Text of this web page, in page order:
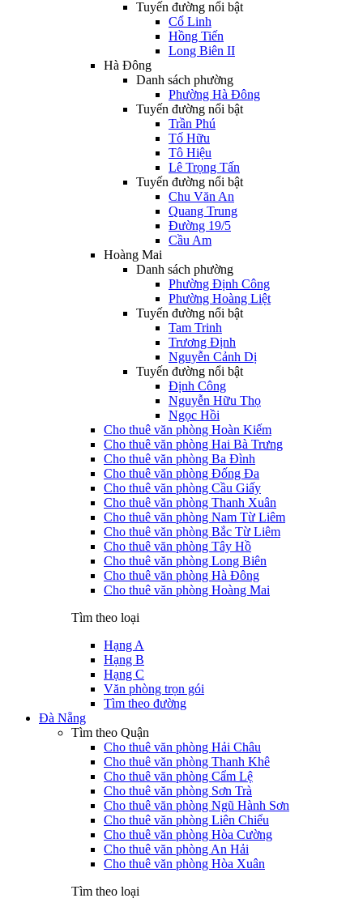
Tuyến đường nổi bật
Cổ Linh
Hồng Tiến
Long Biên II
Hà Đông
Danh sách phường
Phường Hà Đông
Tuyến đường nổi bật
Trần Phú
Tố Hữu
Tô Hiệu
Lê Trọng Tấn
Tuyến đường nổi bật
Chu Văn An
Quang Trung
Đường 19/5
Cầu Am
Hoàng Mai
Danh sách phường
Phường Định Công
Phường Hoàng Liệt
Tuyến đường nổi bật
Tam Trinh
Trương Định
Nguyễn Cảnh Dị
Tuyến đường nổi bật
Định Công
Nguyễn Hữu Thọ
Ngọc Hồi
Cho thuê văn phòng Hoàn Kiếm
Cho thuê văn phòng Hai Bà Trưng
Cho thuê văn phòng Ba Đình
Cho thuê văn phòng Đống Đa
Cho thuê văn phòng Cầu Giấy
Cho thuê văn phòng Thanh Xuân
Cho thuê văn phòng Nam Từ Liêm
Cho thuê văn phòng Bắc Từ Liêm
Cho thuê văn phòng Tây Hồ
Cho thuê văn phòng Long Biên
Cho thuê văn phòng Hà Đông
Cho thuê văn phòng Hoàng Mai
Tìm theo loại
Hạng A
Hạng B
Hạng C
Văn phòng trọn gói
Tìm theo đường
Đà Nẵng
Tìm theo Quận
Cho thuê văn phòng Hải Châu
Cho thuê văn phòng Thanh Khê
Cho thuê văn phòng Cẩm Lệ
Cho thuê văn phòng Sơn Trà
Cho thuê văn phòng Ngũ Hành Sơn
Cho thuê văn phòng Liên Chiểu
Cho thuê văn phòng Hòa Cường
Cho thuê văn phòng An Hải
Cho thuê văn phòng Hòa Xuân
Tìm theo loại